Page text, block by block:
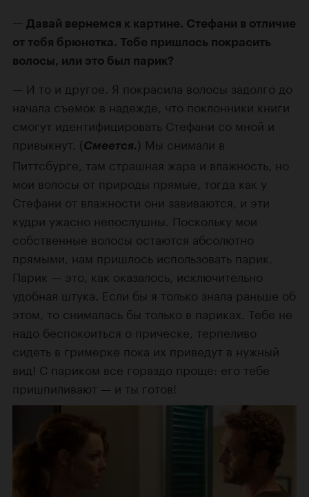
Давай вернемся к картине. Стефани в отличие
от тебя брюнетка. Тебе пришлось покрасить
волосы, или это был парик?
И то и другое. Я покрасила волосы задолго до
начала съемок в надежде, что поклонники книги
смогут идентифицировать Стефани со мной и
привыкнут. (Смеется.) Мы снимали в
Питтсбурге, там страшная жара и влажность, но
мои волосы от природы прямые, тогда как у
Стефани от влажности они завиваются, и эти
кудри ужасно непослушны. Поскольку мои
собственные волосы остаются абсолютно
прямыми, нам пришлось использовать парик.
Парик — это, как оказалось, исключительно
удобная штука. Если бы я только знала раньше об
этом, то снималась бы только в париках. Тебе не
надо беспокоиться о прическе, терпеливо
сидеть в гримерке пока их приведут в нужный
вид! С париком все гораздо проще: его тебе
пришпиливают — и ты готов!